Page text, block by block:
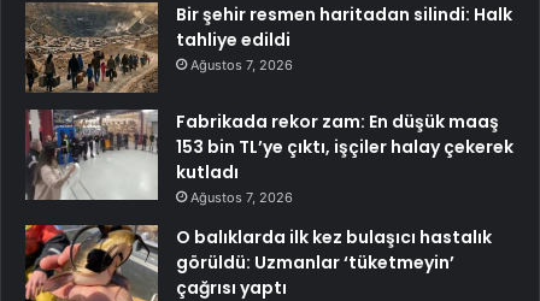
Bir şehir resmen haritadan silindi: Halk
tahliye edildi
Ağustos 7, 2026
Fabrikada rekor zam: En düşük maaş
153 bin TL’ye çıktı, işçiler halay çekerek
kutladı
Ağustos 7, 2026
O balıklarda ilk kez bulaşıcı hastalık
görüldü: Uzmanlar ‘tüketmeyin’
çağrısı yaptı